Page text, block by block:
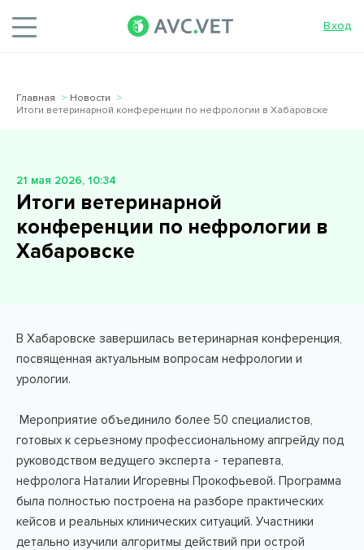
Вход
Главная
Новости
Итоги ветеринарной конференции по нефрологии в Хабаровске
21 мая 2026, 10:34
Итоги ветеринарной
конференции по нефрологии в
Хабаровске
В Хабаровске завершилась ветеринарная конференция,
посвященная актуальным вопросам нефрологии и
урологии.
Мероприятие объединило более 50 специалистов,
готовых к серьезному профессиональному апгрейду под
руководством ведущего эксперта - терапевта,
нефролога Наталии Игоревны Прокофьевой. Программа
была полностью построена на разборе практических
кейсов и реальных клинических ситуаций. Участники
детально изучили алгоритмы действий при острой